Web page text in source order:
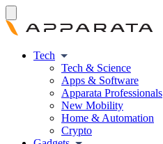
Tech
Tech & Science
Apps & Software
Apparata Professionals
New Mobility
Home & Automation
Crypto